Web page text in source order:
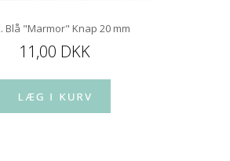
Blå "Marmor" Knap 20 mm
11,00 DKK